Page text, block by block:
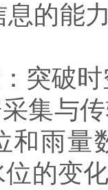
的能
破时
与传
和雨量
的变